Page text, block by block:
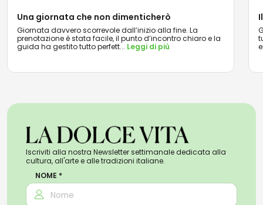
Una giornata che non dimenticherò
Giornata davvero scorrevole dall’inizio alla fine. La
prenotazione è stata facile, il punto d’incontro chiaro e la
guida ha gestito tutto perfett... Leggi di più
Iscriviti alla nostra Newsletter settimanale dedicata alla
cultura, all'arte e alle tradizioni italiane.
NOME *